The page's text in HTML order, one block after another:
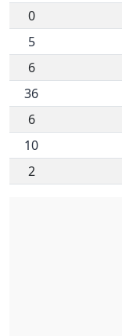
0
5
6
36
6
10
2